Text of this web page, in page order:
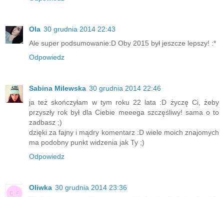
Ola 30 grudnia 2014 22:43
Ale super podsumowanie:D Oby 2015 był jeszcze lepszy! :*
Odpowiedz
Sabina Milewska 30 grudnia 2014 22:46
ja też skończyłam w tym roku 22 lata :D życzę Ci, żeby
przyszły rok był dla Ciebie meeega szczęśliwy! sama o to
zadbasz ;)
dzięki za fajny i mądry komentarz :D wiele moich znajomych
ma podobny punkt widzenia jak Ty ;)
Odpowiedz
Oliwka 30 grudnia 2014 23:36